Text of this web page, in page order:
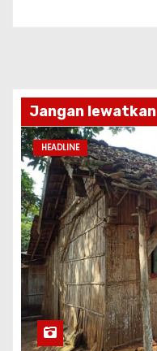
Jangan lewatkan
HEADLINE